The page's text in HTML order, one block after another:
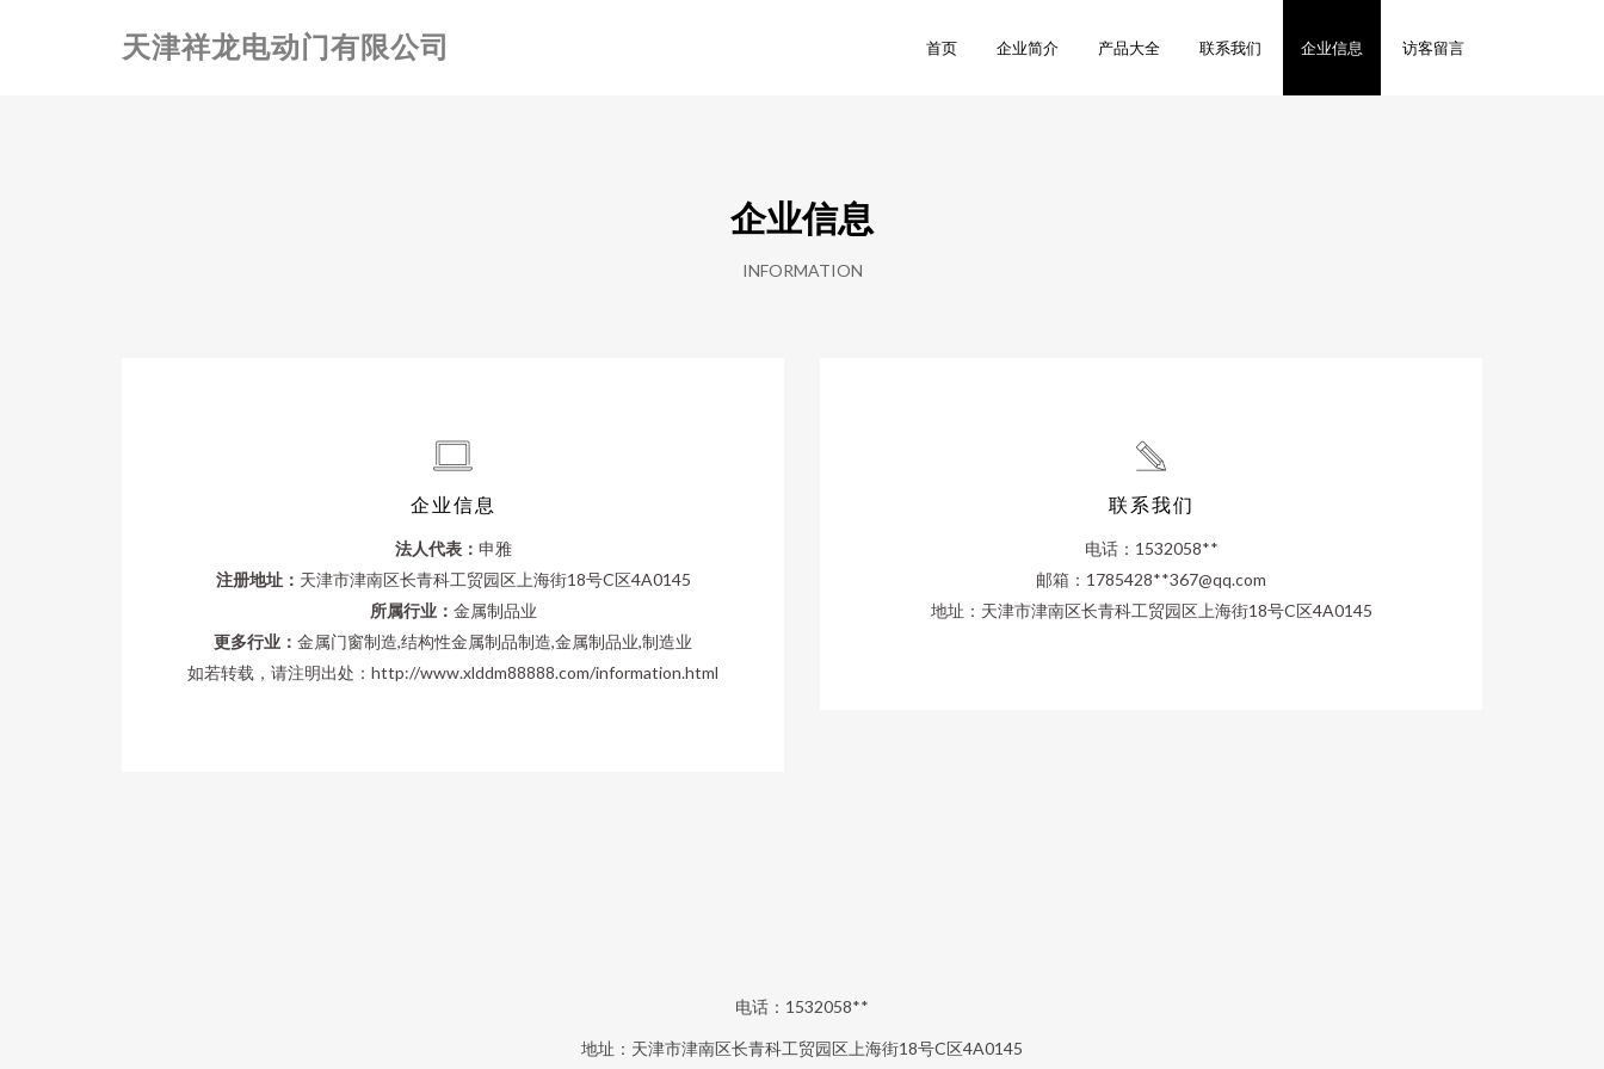
天津祥龙电动门有限公司 首页 企业简介 产品大全 联系我们 企业信息 访客留言
企业信息
INFORMATION
企业信息
法人代表： 申雅
注册地址： 天津市津南区长青科工贸园区上海街18号C区4A0145
所属行业： 金属制品业
更多行业： 金属门窗制造,结构性金属制品制造,金属制品业,制造业
如若转载，请注明出处：http://www.xlddm88888.com/information.html
联系我们
电话：1532058**
邮箱：1785428**367@qq.com
地址：天津市津南区长青科工贸园区上海街18号C区4A0145
电话：1532058**
地址：天津市津南区长青科工贸园区上海街18号C区4A0145